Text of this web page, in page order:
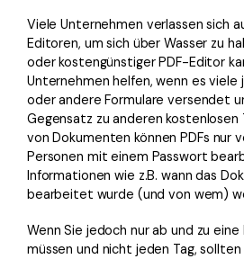
Viele Unternehmen verlassen sich
Editoren, um sich über Wasser zu
oder kostengünstiger PDF-Editor
Unternehmen helfen, wenn es viele
oder andere Formulare versendet
Gegensatz zu anderen kostenlosen
von Dokumenten können PDFs nur
Personen mit einem Passwort
Informationen wie z.B. wann das
bearbeitet wurde (und von wem)
Wenn Sie jedoch nur ab und zu
müssen und nicht jeden Tag,